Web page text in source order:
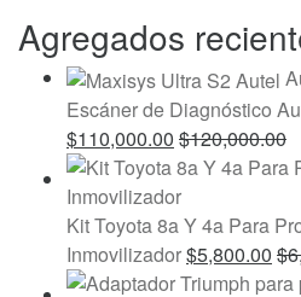
Agregados
Escáner de Diagnóstico
$110,000.00 $120,000.00
Kit Toyota 8a Y 4a Para
Inmovilizador$5,800.00 $